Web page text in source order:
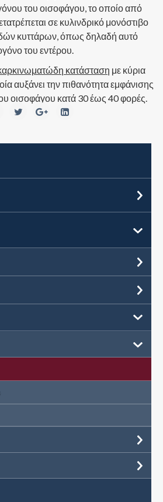
του οισοφάγου, το οποίο από
σε κυλινδρικό μονόστιβο
κυττάρων, όπως δηλαδή αυτό
του εντέρου.
κατάσταση με κύρια
αυξάνει την πιθανότητα εμφάνισης
οισοφάγου κατά 30 έως 40 φορές.